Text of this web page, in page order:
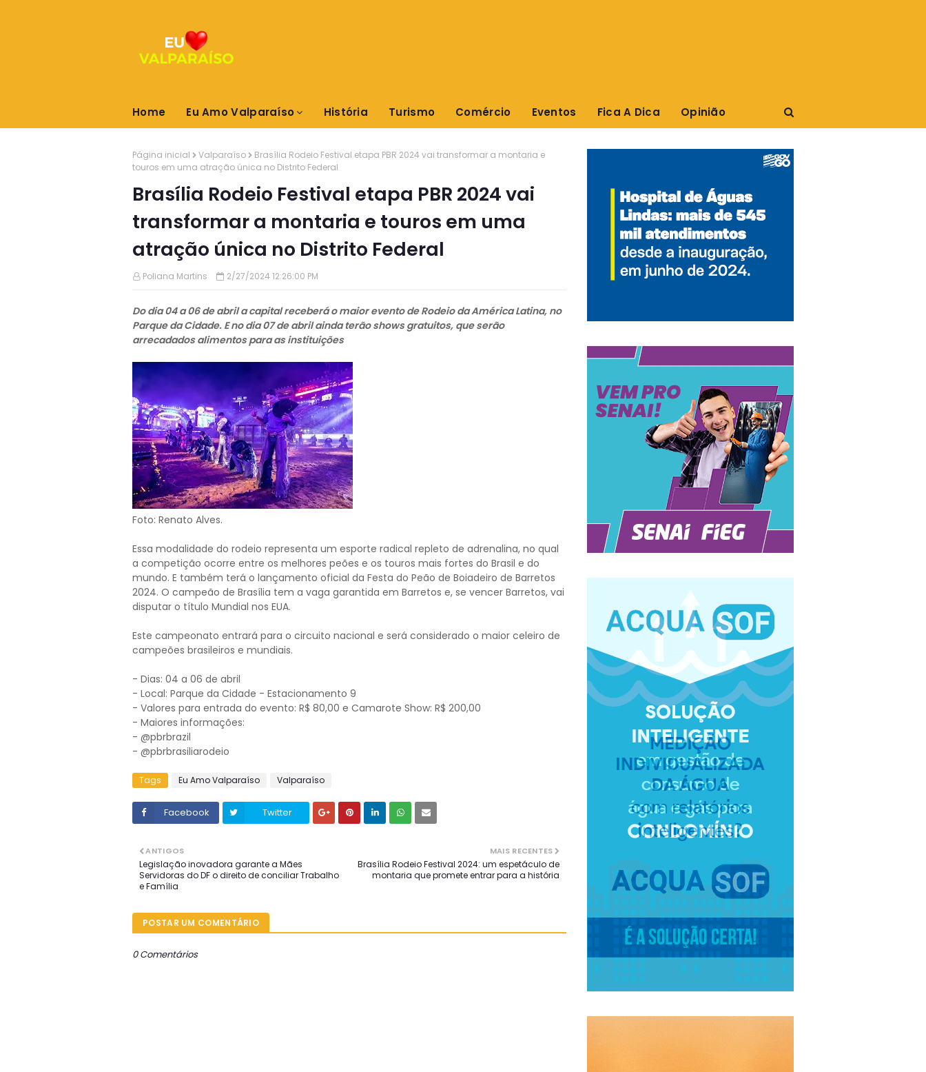
Home Eu Amo Valparaíso História Turismo Comércio Eventos Fica A Dica Opinião
Página inicial Valparaíso
Brasília Rodeio Festival etapa PBR 2024 vai transformar a montaria e
touros em uma atração única no Distrito Federal
Brasília Rodeio Festival etapa PBR 2024 vai
transformar a montaria e touros em uma
atração única no Distrito Federal
Poliana Martins 2/27/2024 12:26:00 PM
Do dia 04 a 06 de abril a capital receberá o maior evento de Rodeio da América Latina, no
Parque da Cidade. E no dia 07 de abril ainda terão shows gratuitos, que serão
arrecadados alimentos para as instituições
Foto: Renato Alves.
Essa modalidade do rodeio representa um esporte radical repleto de adrenalina, no qual
a competição ocorre entre os melhores peões e os touros mais fortes do Brasil e do
mundo. E também terá o lançamento oficial da Festa do Peão de Boiadeiro de Barretos
2024. O campeão de Brasília tem a vaga garantida em Barretos e, se vencer Barretos, vai
disputar o título Mundial nos EUA.
Este campeonato entrará para o circuito nacional e será considerado o maior celeiro de
campeões brasileiros e mundiais.
- Dias: 04 a 06 de abril
- Local: Parque da Cidade - Estacionamento 9
- Valores para entrada do evento: R$ 80,00 e Camarote Show: R$ 200,00
- Maiores informações:
- ⁠@pbrbrazil
- ⁠@pbrbrasiliarodeio
Tags Eu Amo Valparaíso Valparaíso
Facebook Twitter
MAIS RECENTES
Brasília Rodeio Festival 2024: um espetáculo de
montaria que promete entrar para a história
ANTIGOS
Legislação inovadora garante a Mães
Servidoras do DF o direito de conciliar Trabalho
e Família
POSTAR UM COMENTÁRIO
0 Comentários